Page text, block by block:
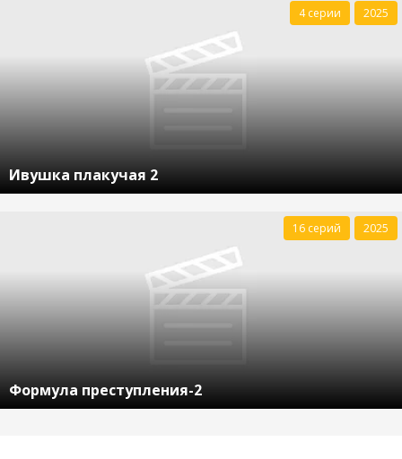
Ивушка плакучая 2
4 серии 2025
Формула преступления-2
16 серий 2025